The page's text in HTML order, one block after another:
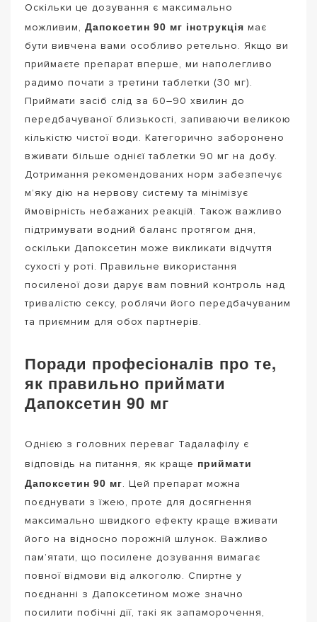
Оскільки це дозування є максимально
можливим, Дапоксетин 90 мг інструкція має
бути вивчена вами особливо ретельно. Якщо ви
приймаєте препарат вперше, ми наполегливо
радимо почати з третини таблетки (30 мг).
Приймати засіб слід за 60–90 хвилин до
передбачуваної близькості, запиваючи великою
кількістю чистої води. Категорично заборонено
вживати більше однієї таблетки 90 мг на добу.
Дотримання рекомендованих норм забезпечує
м’яку дію на нервову систему та мінімізує
ймовірність небажаних реакцій. Також важливо
підтримувати водний баланс протягом дня,
оскільки Дапоксетин може викликати відчуття
сухості у роті. Правильне використання
посиленої дози дарує вам повний контроль над
тривалістю сексу, роблячи його передбачуваним
та приємним для обох партнерів.
Поради професіоналів про те,
як правильно приймати
Дапоксетин 90 мг
Однією з головних переваг Тадалафілу є
відповідь на питання, як краще приймати
Дапоксетин 90 мг. Цей препарат можна
поєднувати з їжею, проте для досягнення
максимально швидкого ефекту краще вживати
його на відносно порожній шлунок. Важливо
пам’ятати, що посилене дозування вимагає
повної відмови від алкоголю. Спиртне у
поєднанні з Дапоксетином може значно
посилити побічні дії, такі як запаморочення,